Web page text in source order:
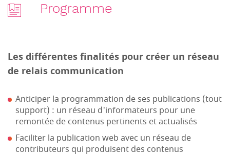
Programme
Les différentes finalités pour créer un réseau
de relais communication
Anticiper la programmation de ses publications (tout
support) : un réseau d'informateurs pour une
remontée de contenus pertinents et actualisés
Faciliter la publication web avec un réseau de
contributeurs qui produisent des contenus